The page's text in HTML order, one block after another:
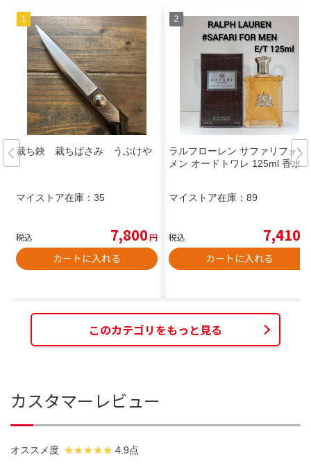
裁ち鋏 裁ちばさみ うぶけや
マイストア在庫： 35
税込 7,800円
カートに入れる
ラルフローレン サファリフォー
メン オードトワレ 125ml 香水
マイストア在庫： 89
税込 7,410
カートに入れる
このカテゴリをもっと見る
カスタマーレビュー
オススメ度 4.9点